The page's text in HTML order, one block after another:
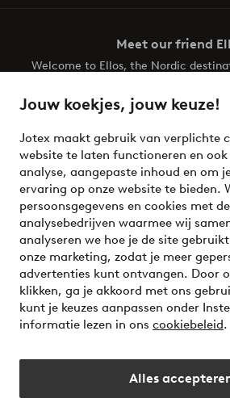
Jouw koekjes, jouw keuze!
Jotex maakt gebruik van verplichte
website te laten functioneren en
analyse, aangepaste inhoud en om
ervaring op onze website te bieden.
persoonsgegevens en cookies met
analysebedrijven waarmee wij
analyseren we hoe je de site
onze marketing, zodat je meer
advertenties kunt ontvangen. Door
klikken, ga je akkoord met ons
kunt je keuzes aanpassen onder
informatie lezen in ons cookiebeleid.
Alles
Meet our friend
Welcome to Ellos, the Nordic
your wardrobe. Your next
Veilig betalen - Nu betalen
Wil je meer weten over onze